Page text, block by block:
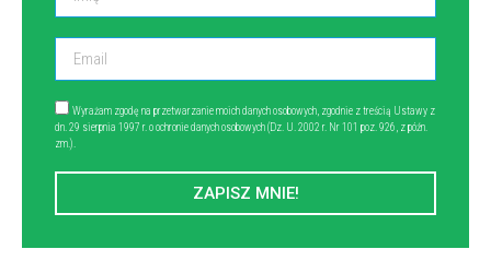
Wyrażam zgodę na przetwarzanie moich danych osobowych, zgodnie z treścią Ustawy z
dn. 29 sierpnia 1997 r. o ochronie danych osobowych (Dz. U. 2002 r. Nr 101 poz. 926, z późn.
zm.).
ZAPISZ MNIE!